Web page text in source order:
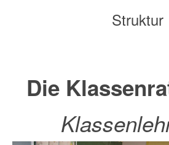
Struktur
Die Kl